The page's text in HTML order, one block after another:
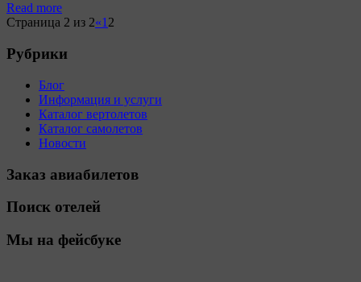
Read more
Страница 2 из 2«1 2
Рубрики
Блог
Информация и услуги
Каталог вертолетов
Каталог самолетов
Новости
Заказ авиабилетов
Поиск отелей
Мы на фейсбуке